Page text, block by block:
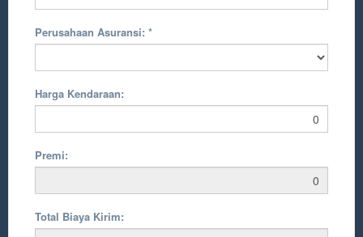
Perusahaan Asuransi: *
Harga Kendaraan:
Premi:
Total Biaya Kirim: